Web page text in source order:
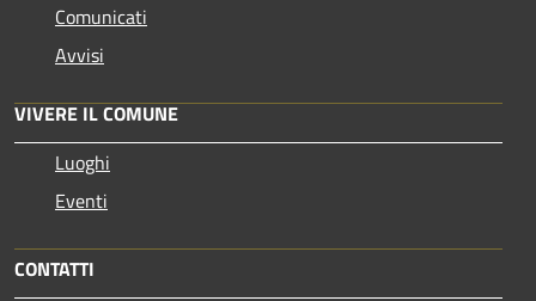
Comunicati
Avvisi
VIVERE IL COMUNE
Luoghi
Eventi
CONTATTI